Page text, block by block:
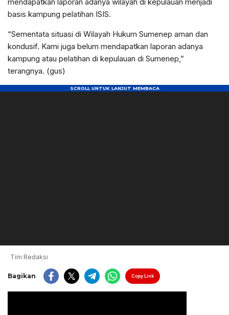
basis kampung pelatihan ISIS.
“Sementata situasi di Wilayah Hukum Sumenep aman dan
kondusif. Kami juga belum mendapatkan laporan adanya
kampung atau pelatihan di kepulauan di Sumenep,”
terangnya. (gus)
Tim Redaksi
Bagikan Copy Link